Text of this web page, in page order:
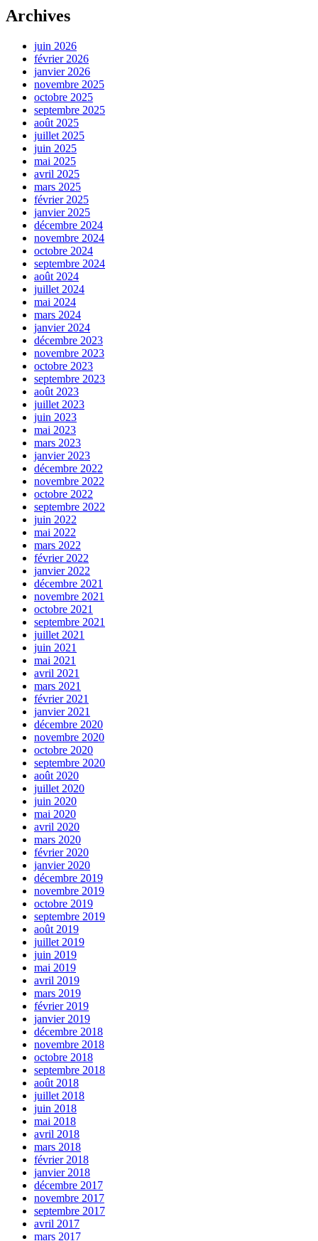
Archives
juin 2026
février 2026
janvier 2026
novembre 2025
octobre 2025
septembre 2025
août 2025
juillet 2025
juin 2025
mai 2025
avril 2025
mars 2025
février 2025
janvier 2025
décembre 2024
novembre 2024
octobre 2024
septembre 2024
août 2024
juillet 2024
mai 2024
mars 2024
janvier 2024
décembre 2023
novembre 2023
octobre 2023
septembre 2023
août 2023
juillet 2023
juin 2023
mai 2023
mars 2023
janvier 2023
décembre 2022
novembre 2022
octobre 2022
septembre 2022
juin 2022
mai 2022
mars 2022
février 2022
janvier 2022
décembre 2021
novembre 2021
octobre 2021
septembre 2021
juillet 2021
juin 2021
mai 2021
avril 2021
mars 2021
février 2021
janvier 2021
décembre 2020
novembre 2020
octobre 2020
septembre 2020
août 2020
juillet 2020
juin 2020
mai 2020
avril 2020
mars 2020
février 2020
janvier 2020
décembre 2019
novembre 2019
octobre 2019
septembre 2019
août 2019
juillet 2019
juin 2019
mai 2019
avril 2019
mars 2019
février 2019
janvier 2019
décembre 2018
novembre 2018
octobre 2018
septembre 2018
août 2018
juillet 2018
juin 2018
mai 2018
avril 2018
mars 2018
février 2018
janvier 2018
décembre 2017
novembre 2017
septembre 2017
avril 2017
mars 2017